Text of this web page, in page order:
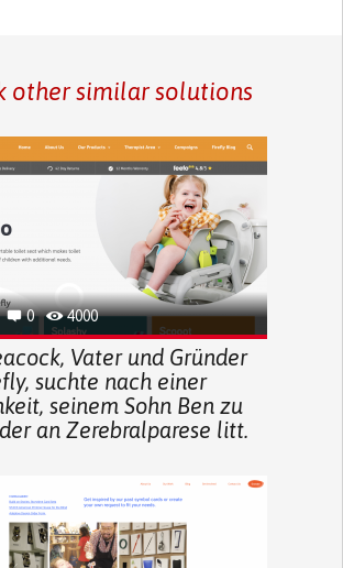
other similar solutions
0 4000
Vater und Gründer
suchte nach einer
seinem Sohn Ben zu
an Zerebralparese litt.